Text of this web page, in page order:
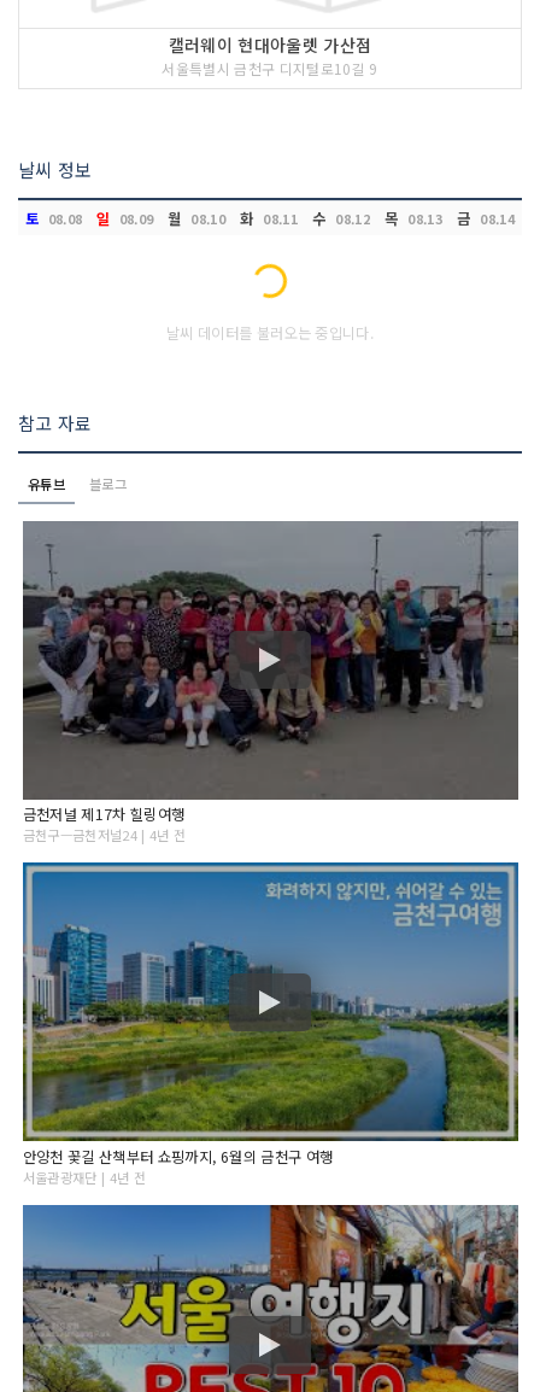
캘러웨이 현대아울렛 가산점
서울특별시 금천구 디지털로10길 9
날씨 정보
토 08.08 일 08.09 월 08.10 화 08.11 수 08.12 목 08.13 금 08.14
Loading...
날씨 데이터를 불러오는 중입니다.
참고 자료
유튜브 블로그
금천저널 제17차 힐링여행
금천구ᅳ금천저널24 | 4년 전
안양천 꽃길 산책부터 쇼핑까지, 6월의 금천구 여행
서울관광재단 | 4년 전